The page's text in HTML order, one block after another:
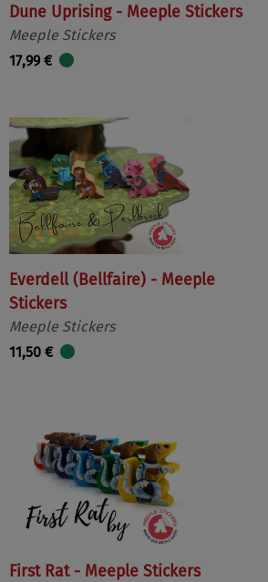
Dune Uprising - Meeple Stickers
Meeple Stickers
17,99 €
Everdell (Bellfaire) - Meeple
Stickers
Meeple Stickers
11,50 €
First Rat - Meeple Stickers